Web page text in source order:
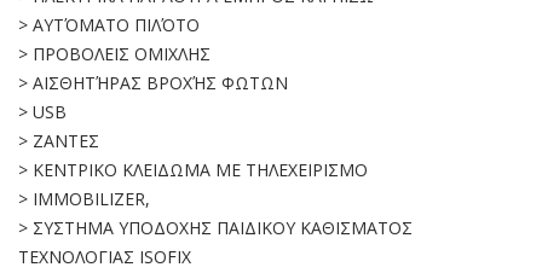
> ΑΥΤΌΜΑΤΟ ΠΙΛΌΤΟ
> ΠΡΟΒΟΛΕΙΣ ΟΜΙΧΛΗΣ
> ΑΙΣΘΗΤΉΡΑΣ ΒΡΟΧΉΣ ΦΩΤΩΝ
> USB
> ΖΑΝΤΕΣ
> KENTΡΙΚΟ ΚΛΕΙΔΩΜΑ ΜΕ ΤΗΛΕΧΕΙΡΙΣΜΟ
> IMMOBILIZER,
> ΣΥΣΤΗΜΑ ΥΠΟΔΟΧΗΣ ΠΑΙΔΙΚΟΥ ΚΑΘΙΣΜΑΤΟΣ
ΤΕΧΝΟΛΟΓΙΑΣ ISOFIX